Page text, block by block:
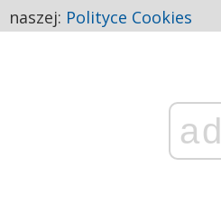
ad
naszej: Polityce Cookies